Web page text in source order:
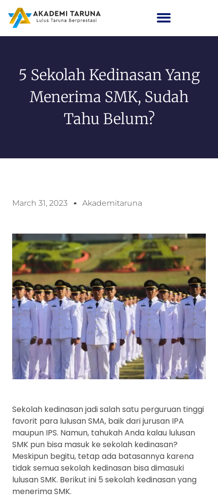
5 Sekolah Kedinasan Yang
Menerima SMK, Sudah
Tahu Belum?
March 31, 2023 Akademitaruna
Sekolah kedinasan jadi salah satu perguruan tinggi
favorit para lulusan SMA, baik dari jurusan IPA
maupun IPS. Namun, tahukah Anda kalau lulusan
SMK pun bisa masuk ke sekolah kedinasan?
Meskipun begitu, tetap ada batasannya karena
tidak semua sekolah kedinasan bisa dimasuki
lulusan SMK. Berikut ini 5 sekolah kedinasan yang
menerima SMK.